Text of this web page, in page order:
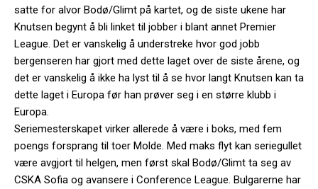
satte for alvor Bodø/Glimt på kartet, og de siste ukene har
Knutsen begynt å bli linket til jobber i blant annet Premier
League. Det er vanskelig å understreke hvor god jobb
bergenseren har gjort med dette laget over de siste årene, og
det er vanskelig å ikke ha lyst til å se hvor langt Knutsen kan ta
dette laget i Europa før han prøver seg i en større klubb i
Europa.
Seriemesterskapet virker allerede å være i boks, med fem
poengs forsprang til toer Molde. Med maks flyt kan seriegullet
være avgjort til helgen, men først skal Bodø/Glimt ta seg av
CSKA Sofia og avansere i Conference League. Bulgarerne har